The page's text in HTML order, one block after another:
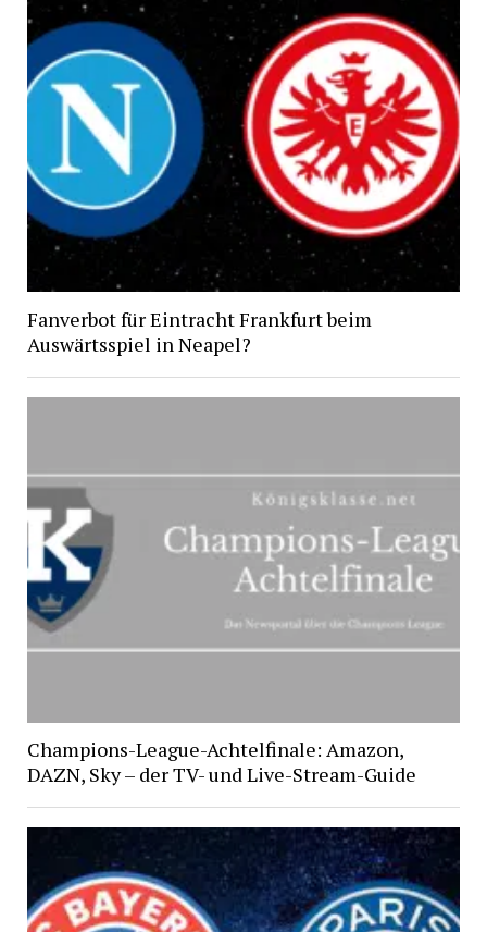
Fanverbot für Eintracht Frankfurt beim
Auswärtsspiel in Neapel?
Champions-League-Achtelfinale: Amazon,
DAZN, Sky – der TV- und Live-Stream-Guide